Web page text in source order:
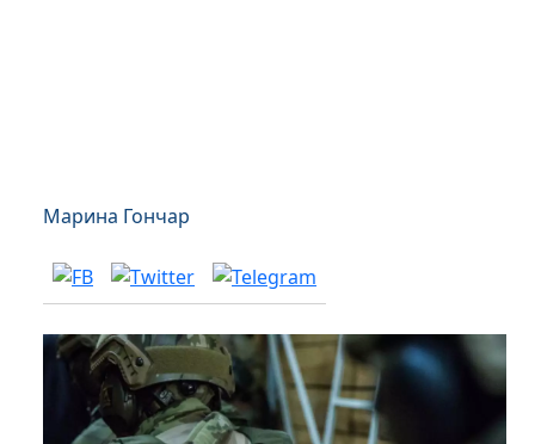
Марина Гончар